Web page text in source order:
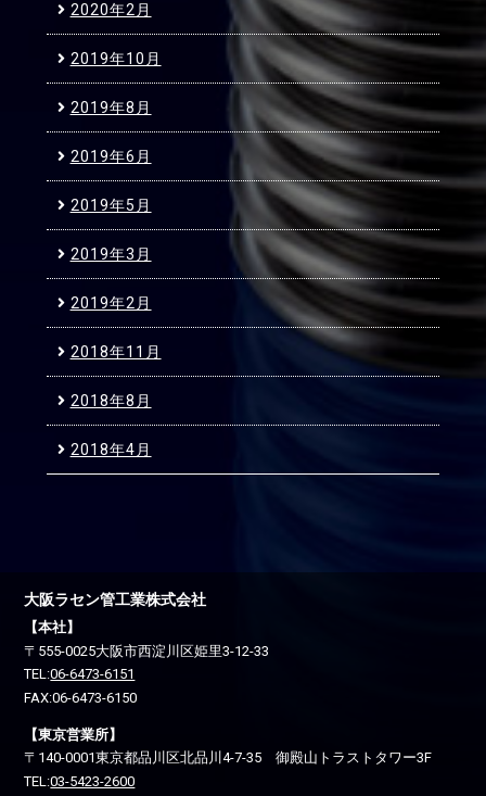
2020年2月
2019年10月
2019年8月
2019年6月
2019年5月
2019年3月
2019年2月
2018年11月
2018年8月
2018年4月
大阪ラセン管工業株式会社
【本社】
〒555-0025大阪市西淀川区姫里3-12-33
TEL:06-6473-6151
FAX:06-6473-6150
【東京営業所】
〒140-0001東京都品川区北品川4-7-35 御殿山トラストタワー3F
TEL:03-5423-2600